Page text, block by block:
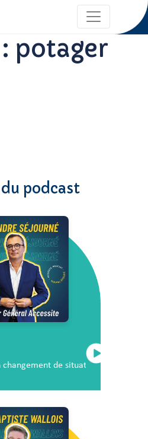
potager
du podcast
changement de situation